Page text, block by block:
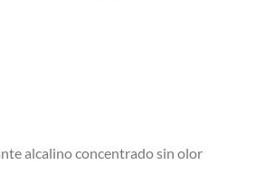
alcalino concentrado sin olor